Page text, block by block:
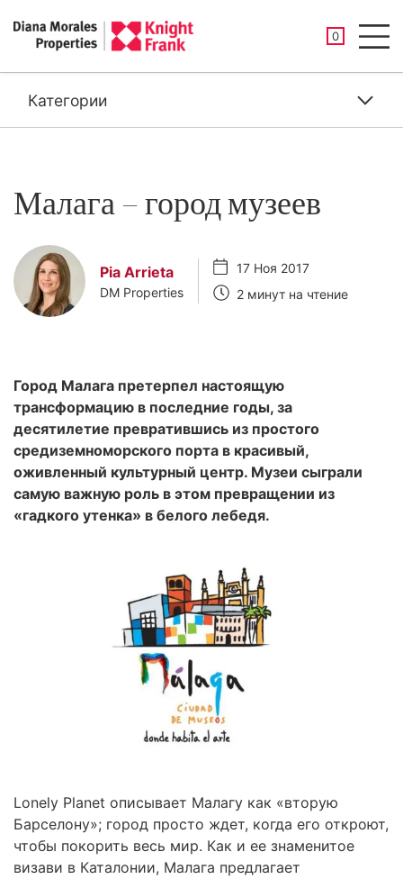
0
Категории
Малага – город музеев
Pia Arrieta
DM Properties
17 Ноя 2017
2 минут на чтение
Город Малага претерпел настоящую
трансформацию в последние годы, за
десятилетие превратившись из простого
средиземноморского порта в красивый,
оживленный культурный центр. Музеи сыграли
самую важную роль в этом превращении из
«гадкого утенка» в белого лебедя.
Lonely Planet описывает Малагу как «вторую
Барселону»; город просто ждет, когда его откроют,
чтобы покорить весь мир. Как и ее знаменитое
визави в Каталонии, Малага предлагает